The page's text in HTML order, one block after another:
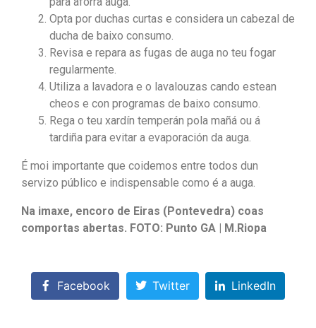
Opta por duchas curtas e considera un cabezal de
ducha de baixo consumo.
Revisa e repara as fugas de auga no teu fogar
regularmente.
Utiliza a lavadora e o lavalouzas cando estean
cheos e con programas de baixo consumo.
Rega o teu xardín temperán pola mañá ou á
tardiña para evitar a evaporación da auga.
É moi importante que coidemos entre todos dun
servizo público e indispensable como é a auga.
Na imaxe, encoro de Eiras (Pontevedra) coas
comportas abertas. FOTO: Punto GA | M.Riopa
Facebook Twitter LinkedIn